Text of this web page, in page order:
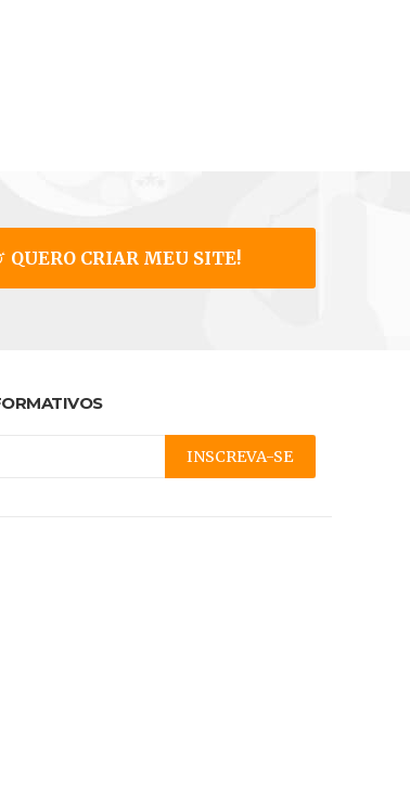
QUERO CRIAR MEU SITE!
INSCREVA-SE